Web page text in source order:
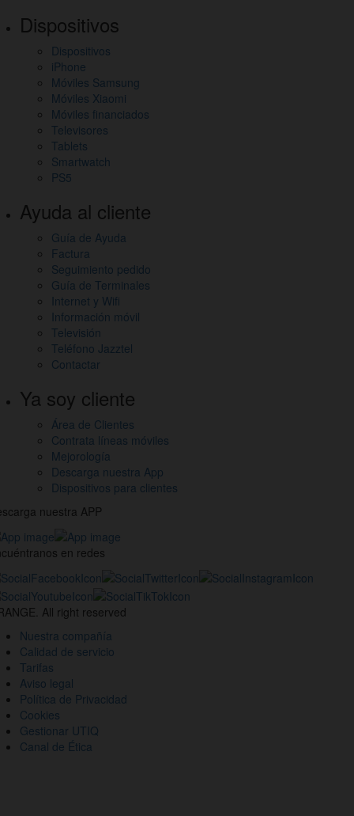
Dispositivos
Dispositivos
iPhone
Móviles Samsung
Móviles Xiaomi
Móviles financiados
Televisores
Tablets
Smartwatch
PS5
Ayuda al cliente
Guía de Ayuda
Factura
Seguimiento pedido
Guía de Terminales
Internet y Wifi
Información móvil
Televisión
Teléfono Jazztel
Contactar
Ya soy cliente
Área de Clientes
Contrata líneas móviles
Mejorología
Descarga nuestra App
Dispositivos para clientes
nuestra APP
en redes
All right reserved
Nuestra compañía
Calidad de servicio
Tarifas
Aviso legal
Política de Privacidad
Cookies
Gestionar UTIQ
Canal de Ética